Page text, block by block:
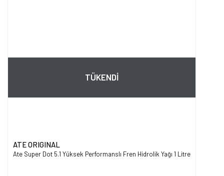
TÜKENDİ
ATE ORIGINAL
Ate Super Dot 5.1 Yüksek Performanslı Fren Hidrolik Yağı 1 Litre